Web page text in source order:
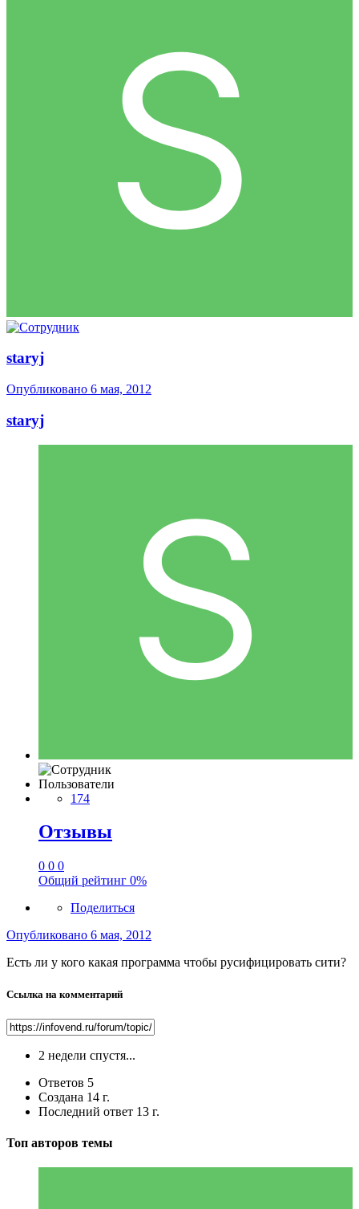
staryj
Опубликовано 6 мая, 2012
staryj
Пользователи
174
Отзывы
0 0 0
Общий рейтинг 0%
Поделиться
Опубликовано 6 мая, 2012
Есть ли у кого какая программа чтобы русифицировать сити?
Ссылка на комментарий
2 недели спустя...
Ответов 5
Создана 14 г.
Последний ответ 13 г.
Топ авторов темы